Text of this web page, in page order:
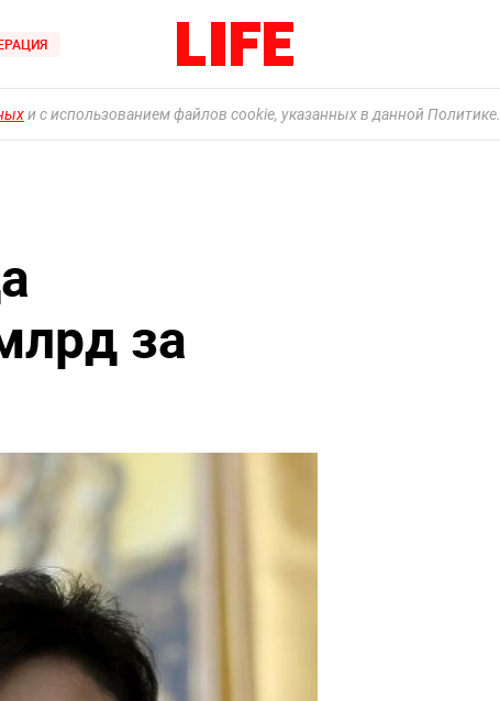
и с использованием файлов cookie, указанных в данной Политике.
за